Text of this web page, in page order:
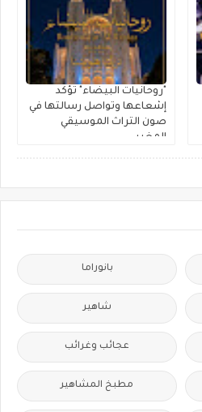
"روحانيات البيضاء" تؤكد
إشعاعها وتواصل رسالتها في
صون التراث الموسيقي
المغربي
بانوراما
شاهير
عجائب وغرائب
مطبخ المشاهير